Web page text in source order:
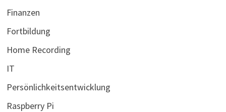
Finanzen
Fortbildung
Home Recording
IT
Persönlichkeitsentwicklung
Raspberry Pi